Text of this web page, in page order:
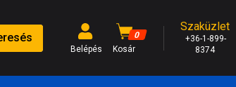
Belépés
0
Kosár
Szaküzlet
+36-1-899-
8374